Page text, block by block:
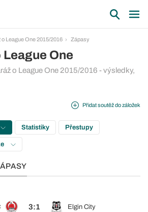
League One 2015/2016 Zápasy
League One
o League One 2015/2016 - výsledky,
Přidat soutěž do záložek
Statistiky Přestupy
3:1 Elgin City